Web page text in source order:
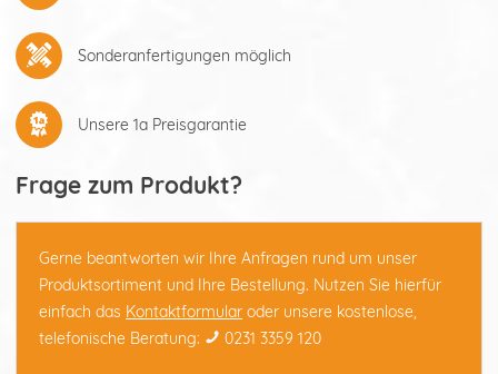
Sonderanfertigungen möglich
Unsere 1a Preisgarantie
Frage zum Produkt?
Gerne beantworten wir Ihre Anfragen rund um unser
Produktsortiment und Ihre Bestellung. Nutzen Sie hierfür
einfach das Kontaktformular oder unsere kostenlose,
telefonische Beratung:
0231 3359 120